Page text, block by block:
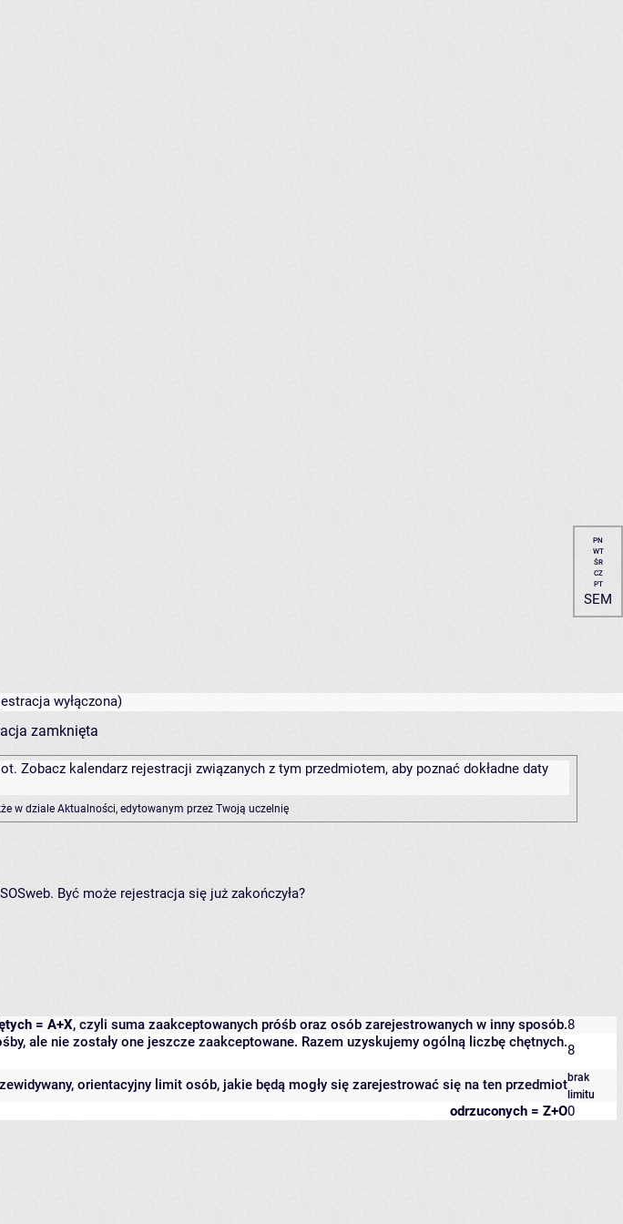
PN
WT
ŚR
CZ
PT
SEM
wyłączona)
zamknięta
Zobacz kalendarz rejestracji związanych z tym przedmiotem, aby poznać dokładne daty
w dziale Aktualności, edytowanym przez Twoją uczelnię
Być może rejestracja się już zakończyła?
= A+X, czyli suma zaakceptowanych próśb oraz osób zarejestrowanych w inny sposób.8
ale nie zostały one jeszcze zaakceptowane. Razem uzyskujemy ogólną liczbę chętnych.8
orientacyjny limit osób, jakie będą mogły się zarejestrować się na ten przedmiotbrak
limitu
odrzuconych = Z+O0